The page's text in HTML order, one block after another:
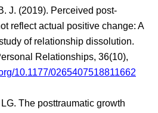
J. (2019). Perceived post-
reflect actual positive change: A
of relationship dissolution.
Relationships, 36(10),
10.1177/0265407518811662
The posttraumatic growth